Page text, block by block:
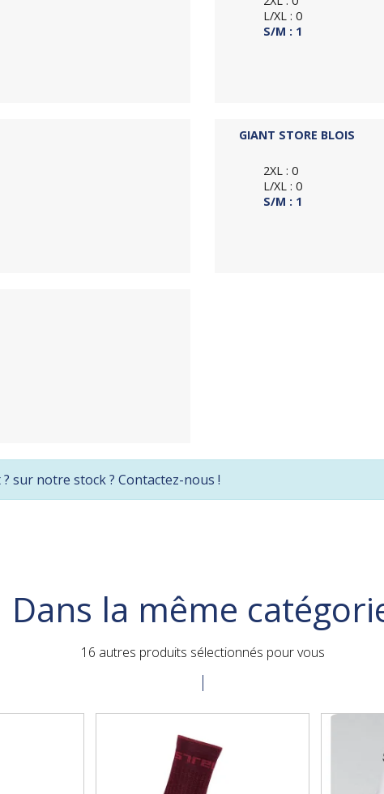
L/XL : 0
S/M : 1
GIANT STORE BLOIS
2XL : 0
L/XL : 0
S/M : 1
sur notre stock ? Contactez-nous !
Dans la même
16 autres produits sélectionnés pour vous